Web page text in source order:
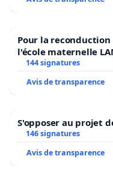
Pour la
l'école maternelle
2026/2027
144 signatures
Avis de transparence
S'opposer au projet
146 signatures
Avis de transparence